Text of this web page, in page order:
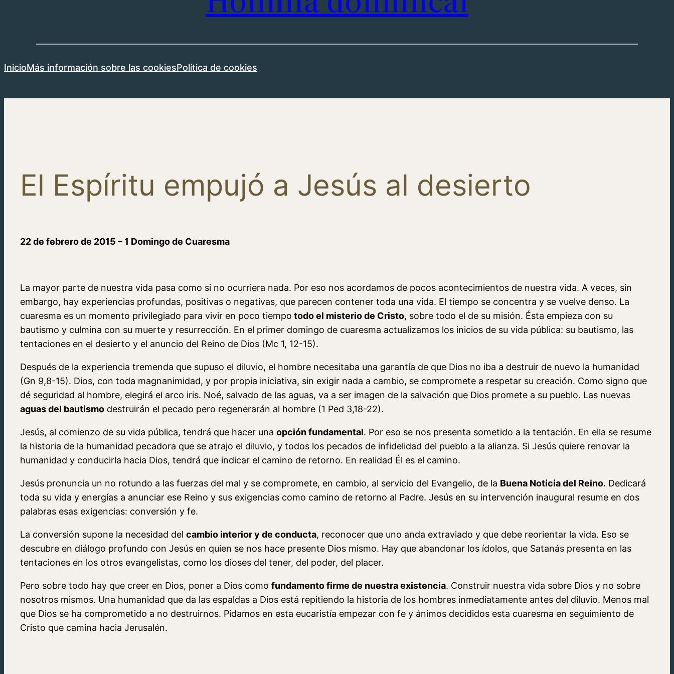
InicioMás información sobre las cookiesPolítica de cookies
El Espíritu empujó a Jesús al desierto
22 de febrero de 2015 – 1 Domingo de Cuaresma
La mayor parte de nuestra vida pasa como si no ocurriera nada. Por eso nos acordamos de pocos acontecimientos de nuestra vida. A veces, sin
embargo, hay experiencias profundas, positivas o negativas, que parecen contener toda una vida. El tiempo se concentra y se vuelve denso. La
cuaresma es un momento privilegiado para vivir en poco tiempo todo el misterio de Cristo, sobre todo el de su misión. Ésta empieza con su
bautismo y culmina con su muerte y resurrección. En el primer domingo de cuaresma actualizamos los inicios de su vida pública: su bautismo, las
tentaciones en el desierto y el anuncio del Reino de Dios (Mc 1, 12-15).
Después de la experiencia tremenda que supuso el diluvio, el hombre necesitaba una garantía de que Dios no iba a destruir de nuevo la humanidad
(Gn 9,8-15). Dios, con toda magnanimidad, y por propia iniciativa, sin exigir nada a cambio, se compromete a respetar su creación. Como signo que
dé seguridad al hombre, elegirá el arco iris. Noé, salvado de las aguas, va a ser imagen de la salvación que Dios promete a su pueblo. Las nuevas
aguas del bautismo destruirán el pecado pero regenerarán al hombre (1 Ped 3,18-22).
Jesús, al comienzo de su vida pública, tendrá que hacer una opción fundamental. Por eso se nos presenta sometido a la tentación. En ella se resume
la historia de la humanidad pecadora que se atrajo el diluvio, y todos los pecados de infidelidad del pueblo a la alianza. Si Jesús quiere renovar la
humanidad y conducirla hacia Dios, tendrá que indicar el camino de retorno. En realidad Él es el camino.
Jesús pronuncia un no rotundo a las fuerzas del mal y se compromete, en cambio, al servicio del Evangelio, de la Buena Noticia del Reino. Dedicará
toda su vida y energías a anunciar ese Reino y sus exigencias como camino de retorno al Padre. Jesús en su intervención inaugural resume en dos
palabras esas exigencias: conversión y fe.
La conversión supone la necesidad del cambio interior y de conducta, reconocer que uno anda extraviado y que debe reorientar la vida. Eso se
descubre en diálogo profundo con Jesús en quien se nos hace presente Dios mismo. Hay que abandonar los ídolos, que Satanás presenta en las
tentaciones en los otros evangelistas, como los dioses del tener, del poder, del placer.
Pero sobre todo hay que creer en Dios, poner a Dios como fundamento firme de nuestra existencia. Construir nuestra vida sobre Dios y no sobre
nosotros mismos. Una humanidad que da las espaldas a Dios está repitiendo la historia de los hombres inmediatamente antes del diluvio. Menos mal
que Dios se ha comprometido a no destruirnos. Pidamos en esta eucaristía empezar con fe y ánimos decididos esta cuaresma en seguimiento de
Cristo que camina hacia Jerusalén.